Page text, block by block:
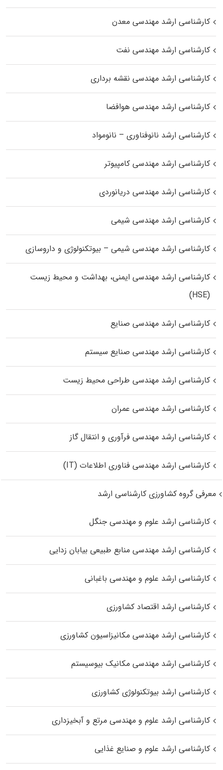
کارشناسی ارشد مهندسی معدن
کارشناسی ارشد مهندسی نفت
کارشناسی ارشد مهندسی نقشه برداری
کارشناسی ارشد مهندسی هوافضا
کارشناسی ارشد نانوفناوری – نانومواد
کارشناسی ارشد مهندسی کامپیوتر
کارشناسی ارشد مهندسی دریانوردی
کارشناسی ارشد مهندسی شیمی
کارشناسی ارشد مهندسی شیمی – بیوتکنولوژی و داروسازی
کارشناسی ارشد مهندسی ایمنی، بهداشت و محیط زیست
(HSE)
کارشناسی ارشد مهندسی صنایع
کارشناسی ارشد مهندسی صنایع سیستم
کارشناسی ارشد مهندسی طراحی محیط زیست
کارشناسی ارشد مهندسی عمران
کارشناسی ارشد مهندسی فرآوری و انتقال گاز
کارشناسی ارشد مهندسی فناوری اطلاعات (IT)
معرفی گروه کشاورزی کارشناسی ارشد
کارشناسی ارشد علوم و مهندسی جنگل
کارشناسی ارشد مهندسی منابع طبیعی بیابان زدایی
کارشناسی ارشد علوم و مهندسی باغبانی
کارشناسی ارشد اقتصاد کشاورزی
کارشناسی ارشد مهندسی مکانیزاسیون کشاورزی
کارشناسی ارشد مهندسی مکانیک بیوسیستم
کارشناسی ارشد بیوتکنولوژی کشاورزی
کارشناسی ارشد علوم و مهندسی مرتع و آبخیزداری
کارشناسی ارشد علوم و صنایع غذایی